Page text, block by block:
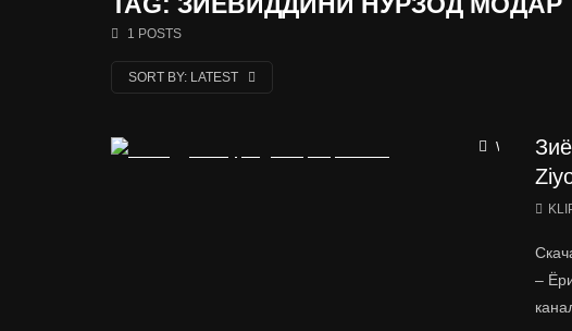
1 POSTS
SORT BY: LATEST
Watch Later
–